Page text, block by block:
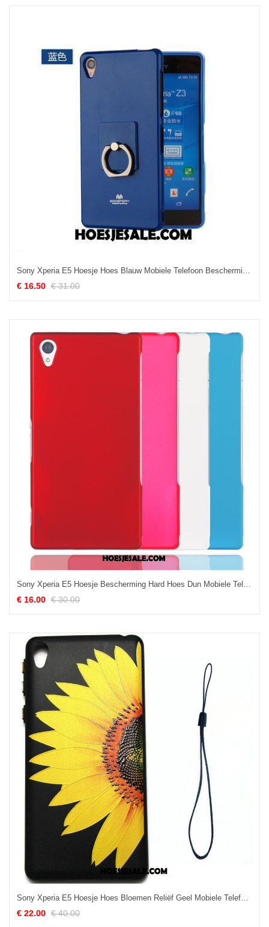
Sony Xperia E5 Hoesje Hoes Blauw Mobiele Telefoon Bescherming Online
€ 16.50 € 31.00
Sony Xperia E5 Hoesje Bescherming Hard Hoes Dun Mobiele Telefoon Online
€ 16.00 € 30.00
Sony Xperia E5 Hoesje Hoes Bloemen Reliëf Geel Mobiele Telefoon Goedkoop
€ 22.00 € 40.00